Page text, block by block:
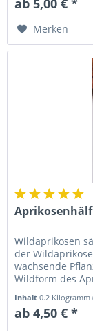
Merken
Wildaprikosen
der
wachsende
Wildform des
Inhalt0.2 Kilogramm
ab 4,50 € *